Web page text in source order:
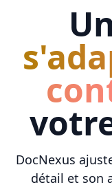
DocNexus
détail et son